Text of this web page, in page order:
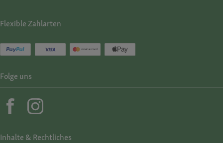
Inhalte & Rechtliches
Flexible Zahlarten
Folge uns